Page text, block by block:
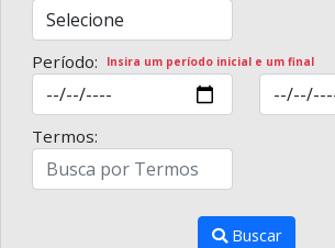
Período: Insira um período inicial e um final
Termos:
Buscar